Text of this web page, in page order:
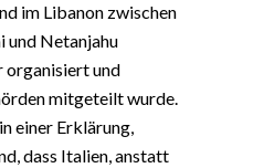
im Libanon zwischen
und Netanjahu
organisiert und
mitgeteilt wurde.
einer Erklärung,
dass Italien, anstatt